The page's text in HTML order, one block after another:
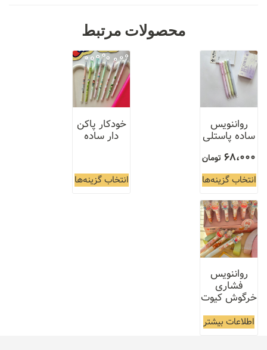
محصولات مرتبط
رواننویس
ساده پاستلی
68،000 تومان
انتخاب گزینه‌ها
خودکار پاکن
دار ساده
انتخاب گزینه‌ها
رواننویس
فشاری
خرگوش کیوت
اطلاعات بیشتر